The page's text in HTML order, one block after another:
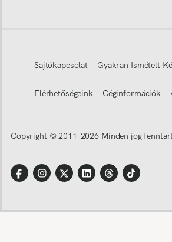
Sajtókapcsolat Gyakran Ismételt
Elérhetőségeink Céginformációk
Copyright © 2011-2026 Minden jog